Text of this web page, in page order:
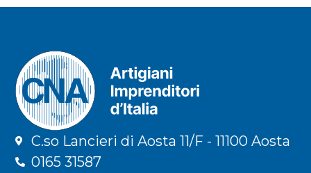
C.so Lancieri di Aosta 11/F - 11100 Aosta
0165 31587